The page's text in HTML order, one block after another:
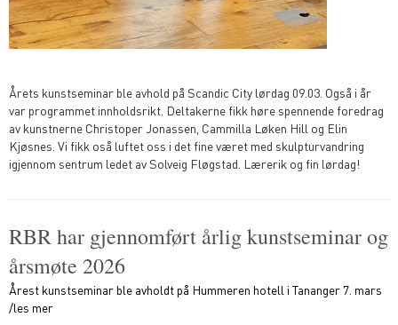
Årets kunstseminar ble avhold på Scandic City lørdag 09.03. Også i år
var programmet innholdsrikt. Deltakerne fikk høre spennende foredrag
av kunstnerne Christoper Jonassen, Cammilla Løken Hill og Elin
Kjøsnes. Vi fikk oså luftet oss i det fine været med skulpturvandring
igjennom sentrum ledet av Solveig Fløgstad. Lærerik og fin lørdag!
RBR har gjennomført årlig kunstseminar og
årsmøte 2026
Årest kunstseminar ble avholdt på Hummeren hotell i Tananger 7. mars
/les mer